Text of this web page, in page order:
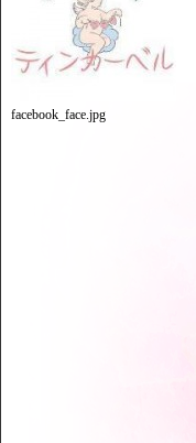
facebook_face.jpg